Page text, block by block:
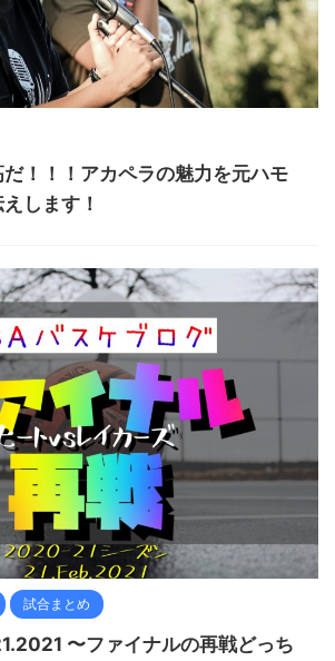
！！！アカペラの魅力を元ハモ
します！
試合まとめ
〜ファイナルの再戦どっち